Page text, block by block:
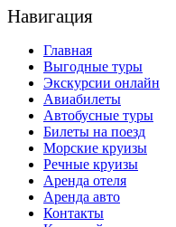
Навигация
Главная
Выгодные туры
Экскурсии онлайн
Авиабилеты
Автобусные туры
Билеты на поезд
Морские круизы
Речные круизы
Аренда отеля
Аренда авто
Контакты